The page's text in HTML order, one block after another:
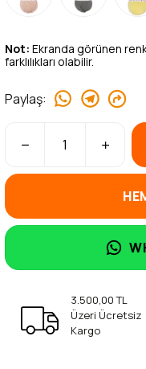
Not: Ekranda görünen
farklılıkları olabilir.
Paylaş:
3.500,00 TL
Üzeri Ücretsiz
Kargo